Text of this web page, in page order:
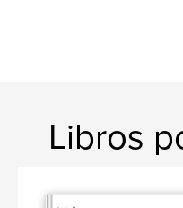
Libros